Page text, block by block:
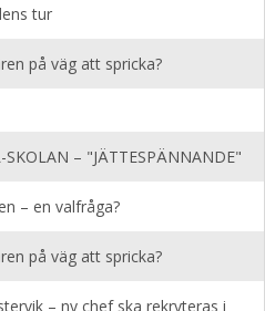
tur
på väg att spricka?
– "JÄTTESPÄNNANDE"
– en valfråga?
på väg att spricka?
– ny chef ska rekryteras i